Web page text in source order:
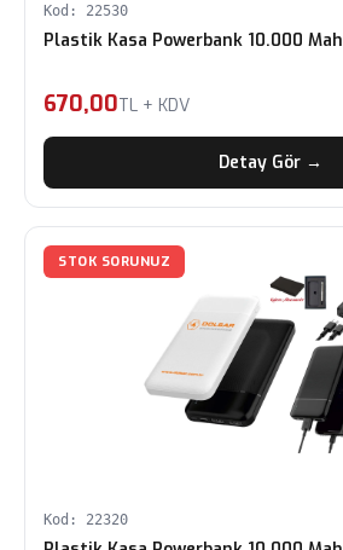
Kod: 22530
Plastik Kasa Powerbank 10.000 Mah
670,00TL + KDV
Detay Gör →
STOK SORUNUZ
Kod: 22320